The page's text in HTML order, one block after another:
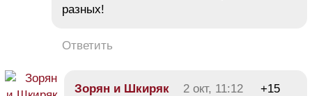
разных!
Ответить
Зорян и Шкиряк 2 окт, 11:12 +15